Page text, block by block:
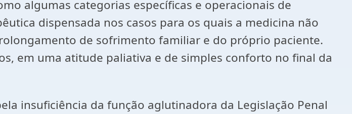
algumas categorias específicas e operacionais de
dispensada nos casos para os quais a medicina não
de sofrimento familiar e do próprio paciente.
em uma atitude paliativa e de simples conforto no final da
insuficiência da função aglutinadora da Legislação Penal